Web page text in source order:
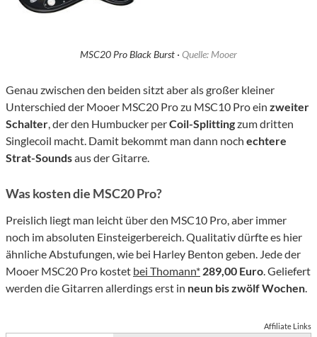
MSC20 Pro Black Burst · Quelle: Mooer
Genau zwischen den beiden sitzt aber als großer kleiner
Unterschied der Mooer MSC20 Pro zu MSC10 Pro ein zweiter
Schalter , der den Humbucker perCoil-Splittingzum dritten
Singlecoil macht. Damit bekommt man dann noch echtere
Strat-Soundsaus der Gitarre.
Was kosten die MSC20 Pro?
Preislich liegt man leicht über den MSC10 Pro, aber immer
noch im absoluten Einsteigerbereich. Qualitativ dürfte es hier
ähnliche Abstufungen, wie bei Harley Benton geben. Jede der
Mooer MSC20 Pro kostet bei Thomann* 289,00 Euro . Geliefert
werden die Gitarren allerdings erst in neun bis zwölf Wochen
Affiliate Links